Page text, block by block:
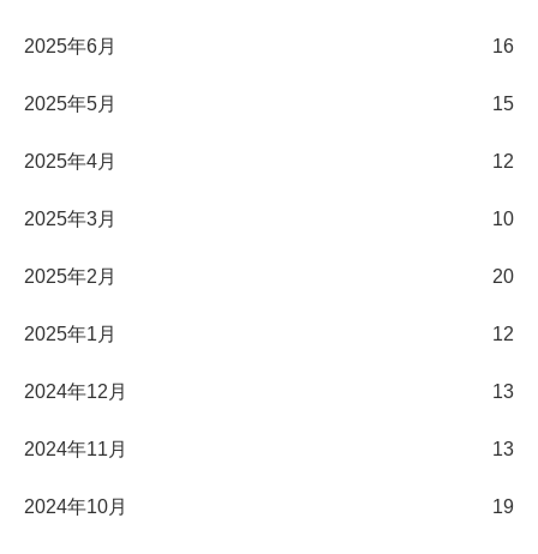
2025年6月 16
2025年5月 15
2025年4月 12
2025年3月 10
2025年2月 20
2025年1月 12
2024年12月 13
2024年11月 13
2024年10月 19